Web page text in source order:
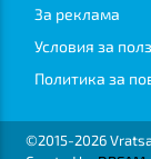
За реклама
Условия за
Политика за
©2015-2026